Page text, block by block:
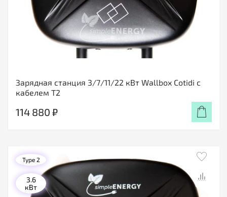
Зарядная станция 3/7/11/22 кВт Wallbox Cotidi с
кабелем Т2
114 880 ₽
Type 2
3.6
кВт